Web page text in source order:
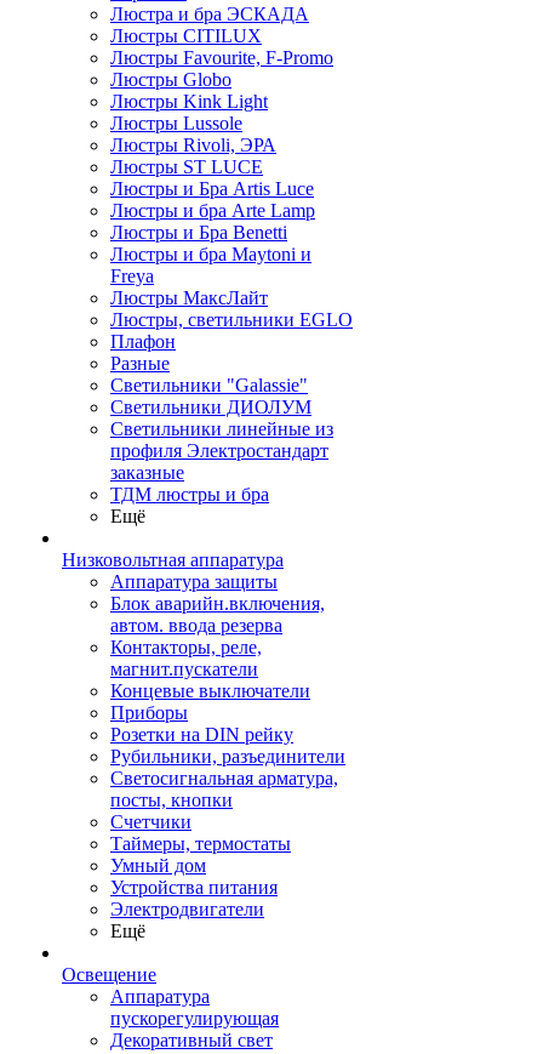
Люстра и бра ЭСКАДА
Люстры CITILUX
Люстры Favourite, F-Promo
Люстры Globo
Люстры Kink Light
Люстры Lussole
Люстры Rivoli, ЭРА
Люстры ST LUCE
Люстры и Бра Artis Luce
Люстры и бра Arte Lamp
Люстры и Бра Benetti
Люстры и бра Maytoni и
Freya
Люстры МаксЛайт
Люстры, светильники EGLO
Плафон
Разные
Светильники "Galassie"
Светильники ДИОЛУМ
Светильники линейные из
профиля Электростандарт
заказные
ТДМ люстры и бра
Ещё
Низковольтная аппаратура
Аппаратура защиты
Блок аварийн.включения,
автом. ввода резерва
Контакторы, реле,
магнит.пускатели
Концевые выключатели
Приборы
Розетки на DIN рейку
Рубильники, разъединители
Светосигнальная арматура,
посты, кнопки
Счетчики
Таймеры, термостаты
Умный дом
Устройства питания
Электродвигатели
Ещё
Освещение
Аппаратура
пускорегулирующая
Декоративный свет